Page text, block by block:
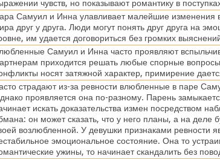
чувств, но показывают романтику в
Самуил и Инна улавливает малейшие изменения
друг у друга. Люди могут понять друг друга на
им удается договориться без громких
Самуил и Инна часто проявляют
приходится решать любые спорные
носят затяжной характер, примирение
страдают из-за ревности влюбленные в паре
проявляется она по-разному. Парень
искать доказательства измен посредством
он может сказать, что у него планы, а на деле
возлюбленной. У девушки признаками ревности
эмоциональное состояние. Она то
ужины, то начинает скандалить без